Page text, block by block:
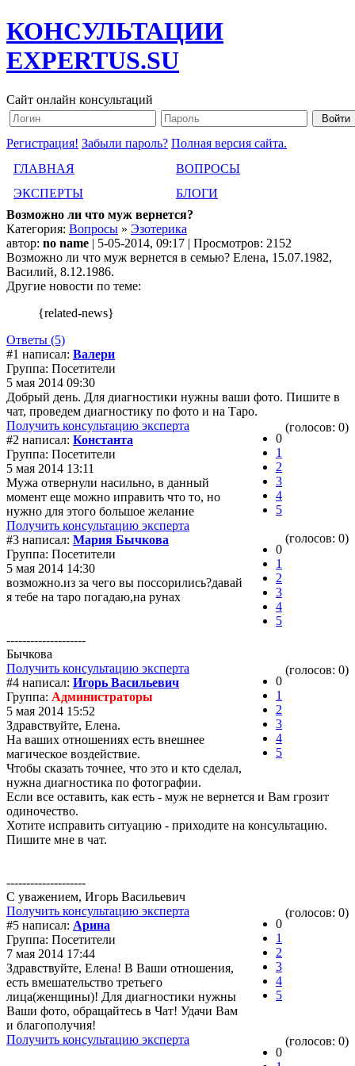
КОНСУЛЬТАЦИИ
EXPERTUS.SU
Сайт онлайн консультаций
Регистрация! Забыли пароль? Полная версия сайта.
ГЛАВНАЯ
ВОПРОСЫ
ЭКСПЕРТЫ
БЛОГИ
Возможно ли что муж вернется?
Категория: Вопросы » Эзотерика
автор: no name | 5-05-2014, 09:17 | Просмотров: 2152
Возможно ли что муж вернется в семью? Елена, 15.07.1982,
Василий, 8.12.1986.
Другие новости по теме:
{related-news}
Ответы (5)
#1 написал: Валери
Группа: Посетители
5 мая 2014 09:30
Добрый день. Для диагностики нужны ваши фото. Пишите в
чат, проведем диагностику по фото и на Таро.
Получить консультацию эксперта
0
1
2
3
4
5
(голосов: 0)
#2 написал: Константа
Группа: Посетители
5 мая 2014 13:11
Мужа отвернули насильно, в данный
момент еще можно иправить что то, но
нужно для этого большое желание
Получить консультацию эксперта
0
1
2
3
4
5
(голосов: 0)
#3 написал: Мария Бычкова
Группа: Посетители
5 мая 2014 14:30
возможно.из за чего вы поссорились?давай
я тебе на таро погадаю,на рунах
--------------------
Бычкова
Получить консультацию эксперта
0
1
2
3
4
5
(голосов: 0)
#4 написал: Игорь Васильевич
Группа: Администраторы
5 мая 2014 15:52
Здравствуйте, Елена.
На ваших отношениях есть внешнее
магическое воздействие.
Чтобы сказать точнее, что это и кто сделал,
нужна диагностика по фотографии.
Если все оставить, как есть - муж не вернется и Вам грозит
одиночество.
Хотите исправить ситуацию - приходите на консультацию.
Пишите мне в чат.
--------------------
С уважением, Игорь Васильевич
Получить консультацию эксперта
0
1
2
3
4
5
(голосов: 0)
#5 написал: Арина
Группа: Посетители
7 мая 2014 17:44
Здравствуйте, Елена! В Ваши отношения,
есть вмешательство третьего
лица(женщины)! Для диагностики нужны
Ваши фото, обращайтесь в Чат! Удачи Вам
и благополучия!
Получить консультацию эксперта
0
(голосов: 0)